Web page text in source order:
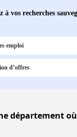
à vos recherches
emploi
d’offres
département